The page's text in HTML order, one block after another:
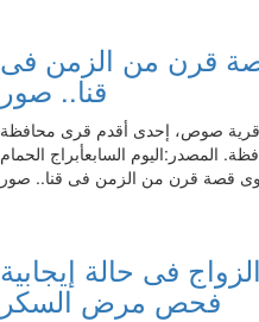
قرن من الزمن فى
قنا.. صور
قرية صوص، إحدى أقدم قرى محافظة
المصدر:اليوم السابعأبراج الحمام
قصة قرن من الزمن فى قنا.. صور
فى حالة إيجابية
فحص مرض السكر